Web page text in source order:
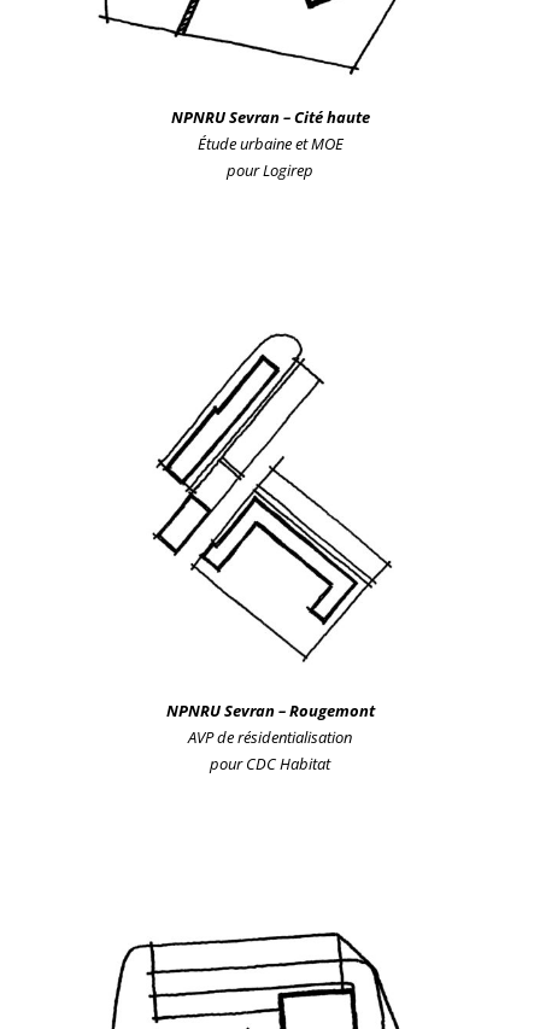
NPNRUSevran – Cité haute
Étude urbaineet MOE
pour Logirep
NPNRUSevran – Rougemont
AVP de résidentialisation
pour CDC Habitat